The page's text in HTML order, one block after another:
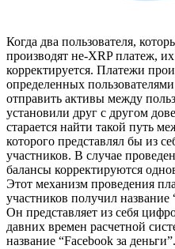
Когда два пользователя,
производят не-XRP платеж,
корректируется. Платежи
определенных
отправить активы между
установили друг с другом
старается найти такой путь
которого представлял бы из
участников. В случае
балансы корректируются
Этот механизм проведения
участников получил
Он представляет из себя
давних времен расчетной
название “Facebook за деньги”.